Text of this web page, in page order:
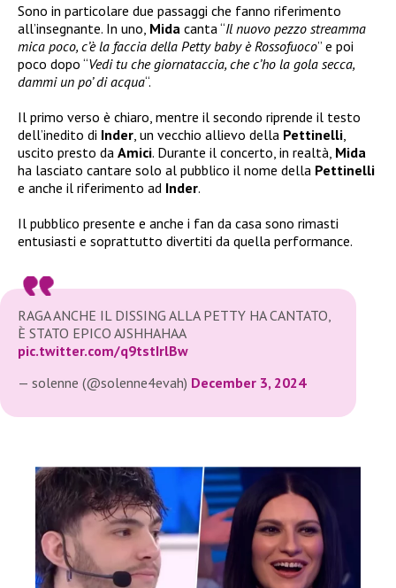
Sono in particolare due passaggi che fanno riferimento
all’insegnante. In uno, Mida canta “Il nuovo pezzo streamma
mica poco, c’è la faccia della Petty baby è Rossofuoco” e poi
poco dopo “Vedi tu che giornataccia, che c’ho la gola secca,
dammi un po’ di acqua“.
Il primo verso è chiaro, mentre il secondo riprende il testo
dell’inedito di Inder , un vecchio allievo della Pettinelli
uscito presto da Amici. Durante il concerto, in realtà, Mida
ha lasciato cantare solo al pubblico il nome della Pettinelli
e anche il riferimento ad Inder.
Il pubblico presente e anche i fan da casa sono rimasti
entusiasti e soprattutto divertiti da quella performance.
RAGA ANCHE IL DISSING ALLA PETTY HA CANTATO,
È STATO EPICO AJSHHAHAA
pic.twitter.com/q9tstIrlBw
— solenne (@solenne4evah) December 3, 2024